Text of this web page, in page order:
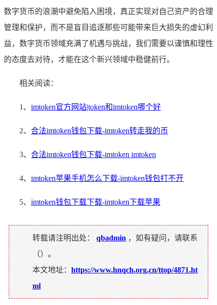
数字货币的浪潮中避免陷入困境，真正实现对自己资产的合理
管理和保护，而不是盲目追逐那些可能带来巨大损失的虚幻利
益，数字货币领域充满了机遇与挑战，我们需要以谨慎和理性
的态度去对待，才能在这个新兴领域中稳健前行。
相关阅读：
1、 imtoken官方网站|token和imtoken哪个好
2、 合法imtoken钱包下载-imtoken转走我的币
3、 合法imtoken钱包下载-imtoken imtoken
4、 imtoken苹果手机怎么下载-imtoken钱包打不开
5、 imtoken钱包下载下载-imtoken下载苹果
转载请注明出处： qbadmin ，如有疑问，请联系
（）。
本文地址： https://www.hnqch.org.cn/ttop/4871.ht
ml